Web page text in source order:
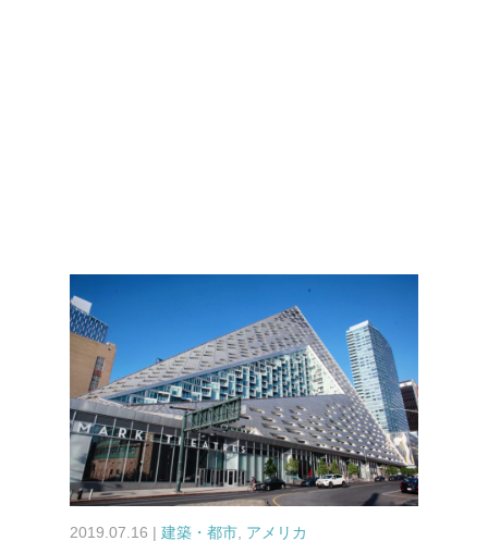
2019.07.16 | 建築・都市 アメリカ